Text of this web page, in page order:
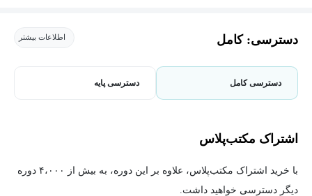
دسترسی: کامل اطلاعات بیشتر
دسترسی کامل دسترسی پایه
اشتراک مکتب‌پلاس
با خرید اشتراک مکتب‌پلاس، علاوه بر این دوره، به بیش از ۴،۰۰۰ دوره
دیگر دسترسی خواهید داشت.